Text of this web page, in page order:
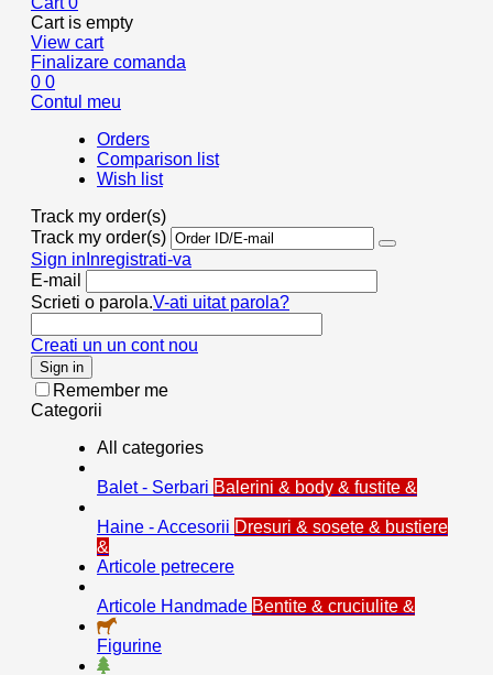
Cart is empty
View cart
Finalizare comanda
0 0
Contul meu
Orders
Comparison list
Wish list
Track my order(s)
Track my order(s)
Sign in Inregistrati-va
E-mail
Scrieti o parola.V-ati uitat parola?
Creati un un cont nou
Sign in
Remember me
Categorii
All categories
Balet - Serbari Balerini & body & fustite &
Haine - Accesorii Dresuri & sosete & bustiere
&
Articole petrecere
Articole Handmade Bentite & cruciulite &
Figurine